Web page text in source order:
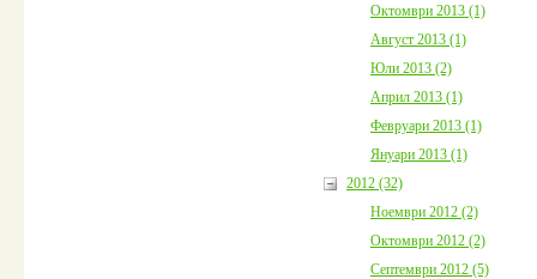
Октомври 2013 (1)
Август 2013 (1)
Юли 2013 (2)
Април 2013 (1)
Февруари 2013 (1)
Януари 2013 (1)
2012 (32)
Ноември 2012 (2)
Октомври 2012 (2)
Септември 2012 (5)